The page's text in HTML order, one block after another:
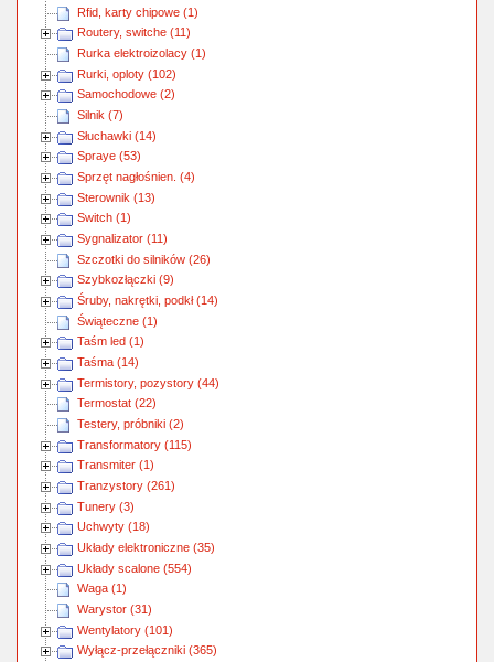
Rfid, karty chipowe (1)
Routery, switche (11)
Rurka elektroizolacy (1)
Rurki, oploty (102)
Samochodowe (2)
Silnik (7)
Słuchawki (14)
Spraye (53)
Sprzęt nagłośnien. (4)
Sterownik (13)
Switch (1)
Sygnalizator (11)
Szczotki do silników (26)
Szybkozłączki (9)
Śruby, nakrętki, podkł (14)
Świąteczne (1)
Taśm led (1)
Taśma (14)
Termistory, pozystory (44)
Termostat (22)
Testery, próbniki (2)
Transformatory (115)
Transmiter (1)
Tranzystory (261)
Tunery (3)
Uchwyty (18)
Układy elektroniczne (35)
Układy scalone (554)
Waga (1)
Warystor (31)
Wentylatory (101)
Wyłącz-przełączniki (365)